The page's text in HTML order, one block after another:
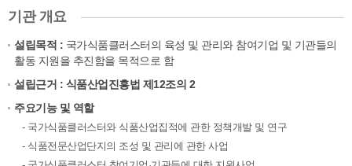
기관 개요
설립목적 : 국가식품클러스터의 육성 및 관리와 참여기업 및 기관들의
활동 지원을 추진함을 목적으로 함
설립근거 : 식품산업진흥법 제12조의 2
주요기능 및 역할
- 국가식품클러스터와 식품산업집적에 관한 정책개발 및 연구
- 식품전문산업단지의 조성 및 관리에 관한 사업